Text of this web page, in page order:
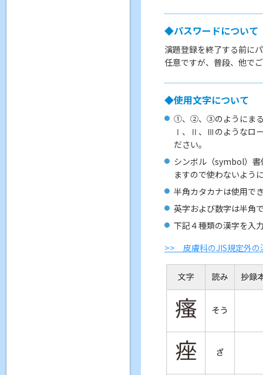
◆パスワードについて
演題登録を終了する前に
任意ですが、普段、他で
◆使用文字について
①、②、③のようにまる
Ⅰ、Ⅱ、Ⅲのようなロー
ださい。
シンボル（symbol）書
ますので使わないよう
半角カタカナは使用で
英字および数字は半角
下記４種類の漢字を入
>> 皮膚科のJIS規定外の